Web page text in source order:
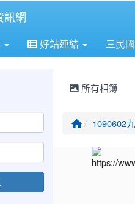
訊網
好站連結 三民
所有相簿
回首頁1090602